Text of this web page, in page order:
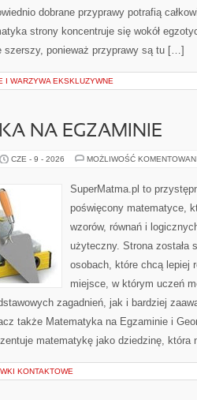
dobrane przyprawy potrafią
strony koncentruje się wokół
szerszy, ponieważ przyprawy są tu […]
I WARZYWA EKSKLUZYWNE
NA EGZAMINIE
CZE - 9 - 2026 MOŻLIWOŚĆ
SuperMatma.pl to
poświęcony matematyce,
wzorów, równań i
użyteczny. Strona została
osobach, które chcą lepiej
miejsce, w którym uczeń
zagadnień, jak i bardziej
także Matematyka na Egzaminie i
matematykę jako dziedzinę,
KONTAKTOWE